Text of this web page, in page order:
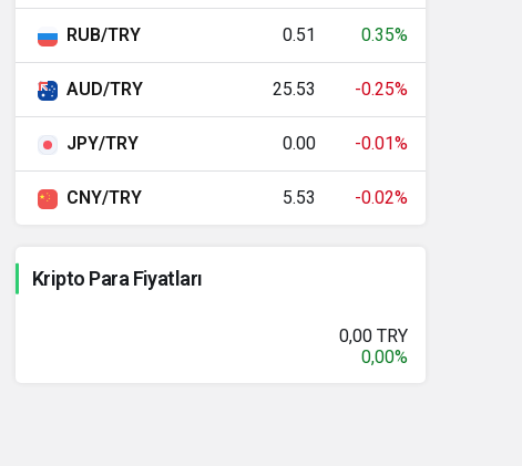
RUB/TRY 0.51 0.35%
AUD/TRY 25.53 -0.25%
JPY/TRY 0.00 -0.01%
CNY/TRY 5.53 -0.02%
Kripto Para Fiyatları
0,00 TRY
0,00%